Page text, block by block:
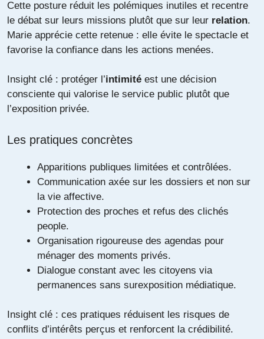
Cette posture réduit les polémiques inutiles et recentre
le débat sur leurs missions plutôt que sur leur relation.
Marie apprécie cette retenue : elle évite le spectacle et
favorise la confiance dans les actions menées.
Insight clé : protéger l’intimité est une décision
consciente qui valorise le service public plutôt que
l’exposition privée.
Les pratiques concrètes
Apparitions publiques limitées et contrôlées.
Communication axée sur les dossiers et non sur
la vie affective.
Protection des proches et refus des clichés
people.
Organisation rigoureuse des agendas pour
ménager des moments privés.
Dialogue constant avec les citoyens via
permanences sans surexposition médiatique.
Insight clé : ces pratiques réduisent les risques de
conflits d’intérêts perçus et renforcent la crédibilité.